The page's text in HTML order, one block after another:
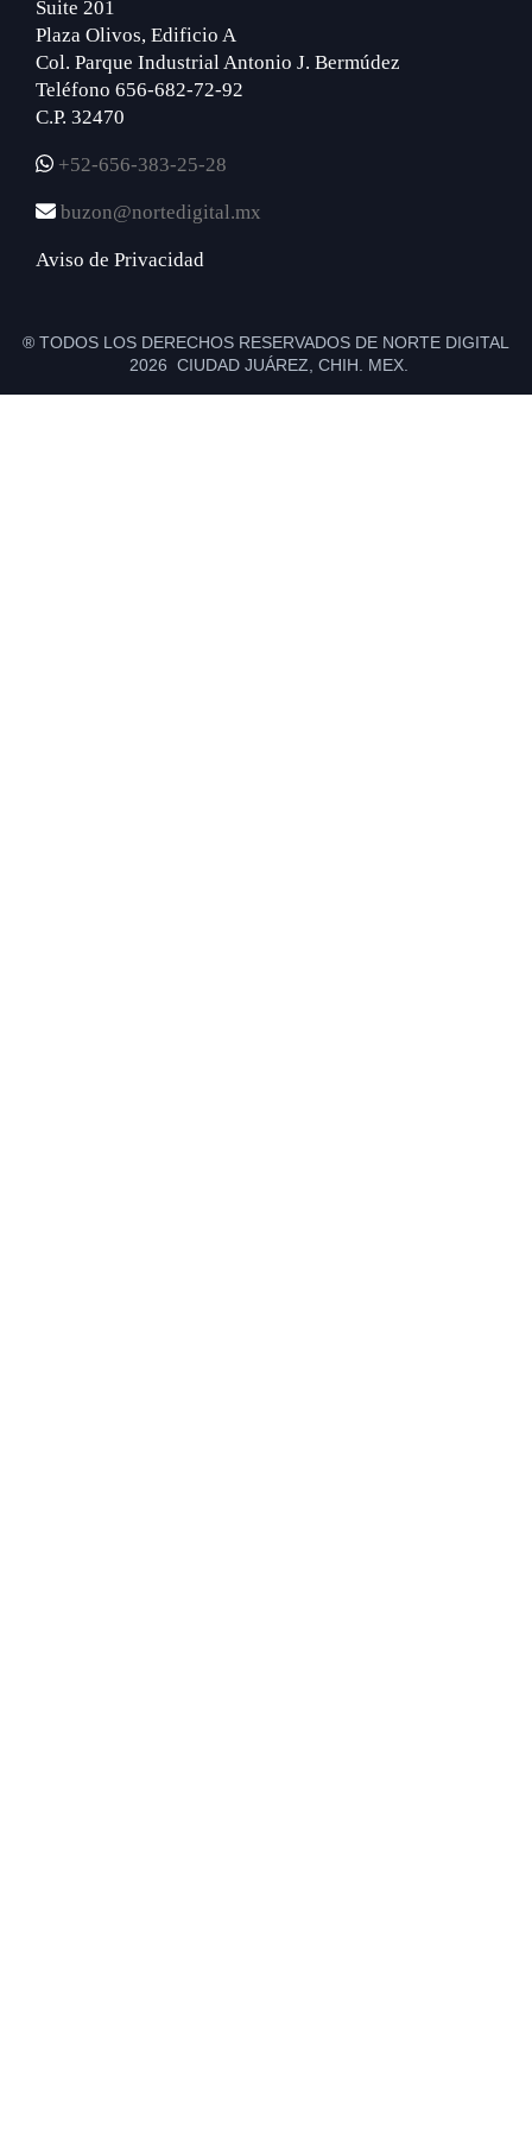
Suite 201
Plaza Olivos, Edificio A
Col. Parque Industrial Antonio J. Bermúdez
Teléfono 656-682-72-92
C.P. 32470
+52-656-383-25-28
buzon@nortedigital.mx
Aviso de Privacidad
® TODOS LOS DERECHOS RESERVADOS DE NORTE DIGITAL
2026 CIUDAD JUÁREZ, CHIH. MEX.